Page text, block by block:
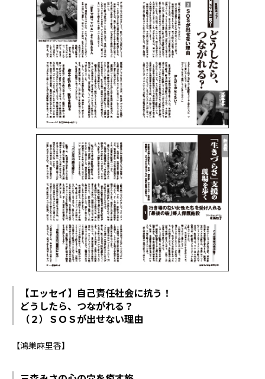
【エッセイ】自己責任社会に抗う！
どうしたら、つながれる？
（２）ＳＯＳが出せない理由
【鴻巣麻里香】